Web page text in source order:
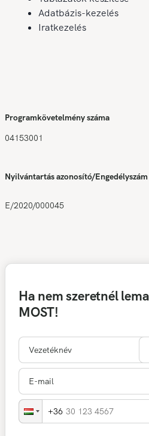
Adatbázis-kezelés
Iratkezelés
Programkövetelmény száma
04153001
Nyilvántartás azonosító/Engedélyszám
E/2020/000045
Ha nem szeretnél
MOST!
30 123 4567